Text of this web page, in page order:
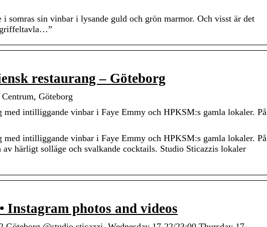
somras sin vinbar i lysande guld och grön marmor. Och visst är det
griffeltavla…”
restaurang – Göteborg
Göteborg
med intilliggande vinbar i Faye Emmy och HPKSM:s gamla lokaler. På
med intilliggande vinbar i Faye Emmy och HPKSM:s gamla lokaler. På
härligt solläge och svalkande cocktails. Studio Sticazzis lokaler
Instagram photos and videos